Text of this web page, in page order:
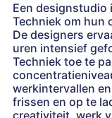
Een designstudio
Techniek om hun
De designers
uren intensief
Techniek toe te
werkintervallen
frissen en op te